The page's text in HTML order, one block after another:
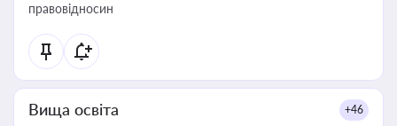
правовідносин
Вища освіта +46